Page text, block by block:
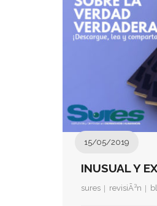
INUSUAL Y
15/05/2019
sures revisiÃ³n